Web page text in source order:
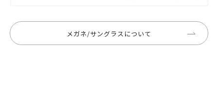
メガネ/サングラスについて